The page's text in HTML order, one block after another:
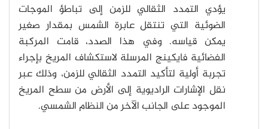
يؤدي التمدد الثقالي للزمن إلى تباطؤ الموجات
الضوئية التي تنتقل عابرة الشمس بمقدار صغير
يمكن قياسه. وفي هذا الصدد، قامت المركبة
الفضائية فايكينج المرسلة لاستكشاف المريخ بإجراء
تجربة أولية لتأكيد التمدد الثقالي للزمن، وذلك عبر
نقل الإشارات الراديوية إلى الأرض من سطح المريخ
الموجود على الجانب الآخر من النظام الشمسي.